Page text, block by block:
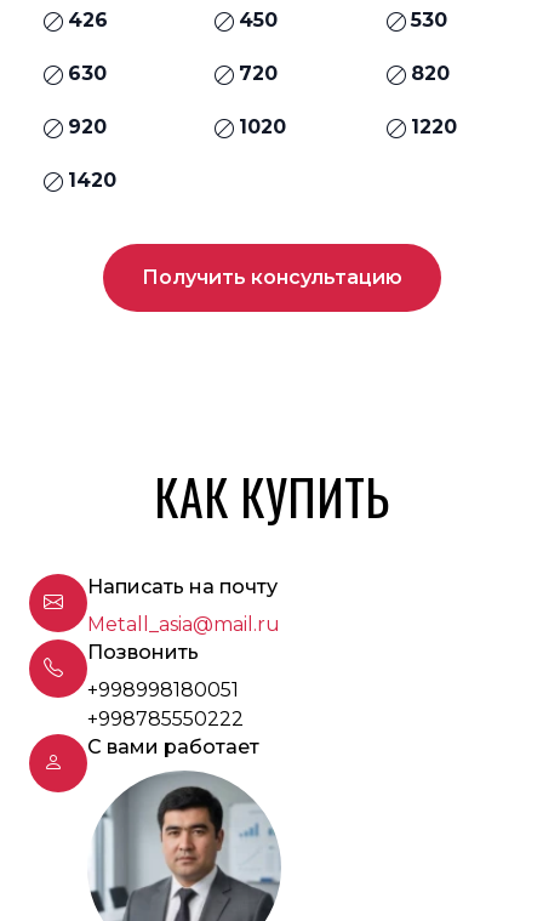
426 450 530
630 720 820
920 1020 1220
1420
Получить консультацию
КАК КУПИТЬ
Написать на почту
Metall_asia@mail.ru
Позвонить
+998998180051
+998785550222
С вами работает